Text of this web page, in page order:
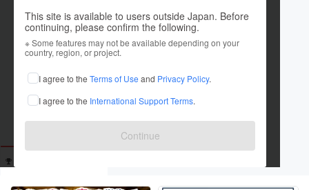
This site is available to users outside Japan. Before
continuing, please confirm the following.
※ Some features may not be available depending on your
country, region, or project.
I agree to the Terms of Use and Privacy Policy.
I agree to the International Support Terms.
Continue
user_c8d74af70124
出身国：未設定